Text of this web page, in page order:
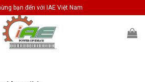
bạn đến với IAE Việt Nam